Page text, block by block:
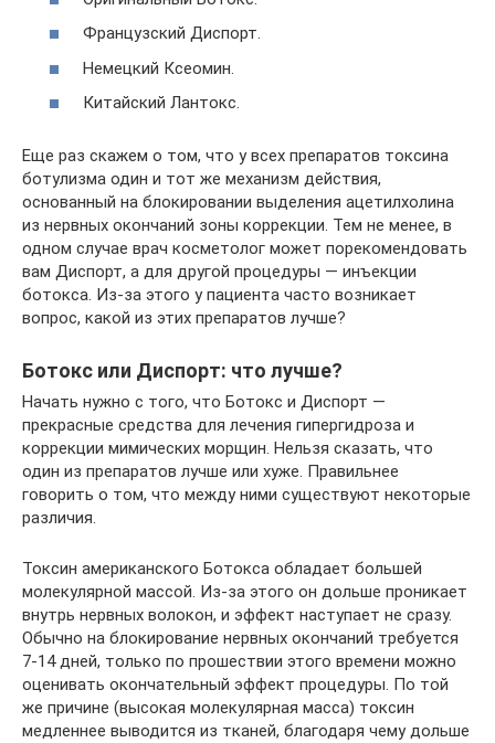
Французский Диспорт.
Немецкий Ксеомин.
Китайский Лантокс.
Еще раз скажем о том, что у всех препаратов токсина
ботулизма один и тот же механизм действия,
основанный на блокировании выделения ацетилхолина
из нервных окончаний зоны коррекции. Тем не менее, в
одном случае врач косметолог может порекомендовать
вам Диспорт, а для другой процедуры — инъекции
ботокса. Из-за этого у пациента часто возникает
вопрос, какой из этих препаратов лучше?
Ботокс или Диспорт: что лучше?
Начать нужно с того, что Ботокс и Диспорт —
прекрасные средства для лечения гипергидроза и
коррекции мимических морщин. Нельзя сказать, что
один из препаратов лучше или хуже. Правильнее
говорить о том, что между ними существуют некоторые
различия.
Токсин американского Ботокса обладает большей
молекулярной массой. Из-за этого он дольше проникает
внутрь нервных волокон, и эффект наступает не сразу.
Обычно на блокирование нервных окончаний требуется
7-14 дней, только по прошествии этого времени можно
оценивать окончательный эффект процедуры. По той
же причине (высокая молекулярная масса) токсин
медленнее выводится из тканей, благодаря чему дольше